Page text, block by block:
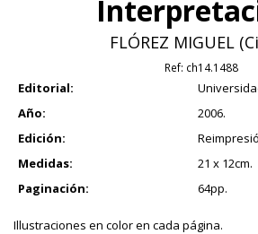
FLÓREZ MIGUEL
Ref: ch14.1488
Editorial:
Año:
2006.
Edición:
Medidas:
21 x 12cm.
Paginación:
64pp.
Illustraciones en color en cada página.